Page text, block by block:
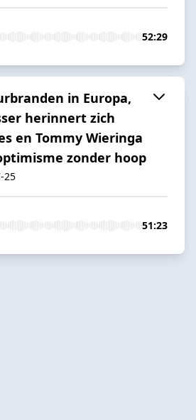
52:29
in Europa,
herinnert zich
en Tommy Wieringa
zonder hoop
25
51:23